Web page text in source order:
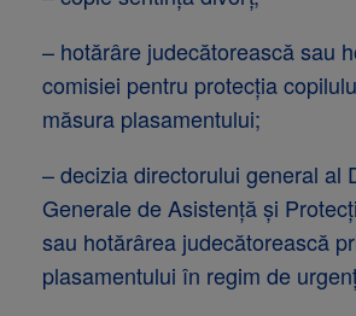
– hotărâre judecătorească sau
comisiei pentru protecţia
măsura plasamentului;
– decizia directorului general al
Generale de Asistenţă şi
sau hotărârea judecătorească
plasamentului în regim de